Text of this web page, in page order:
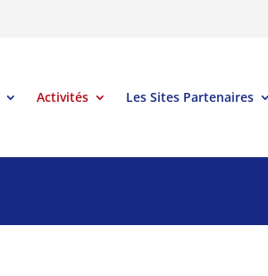
Activités Les Sites Partenaires